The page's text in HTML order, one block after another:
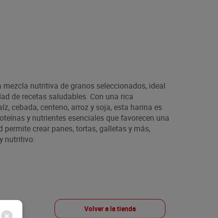
mezcla nutritiva de granos seleccionados, ideal
de recetas saludables. Con una rica
cebada, centeno, arroz y soja, esta harina es
y nutrientes esenciales que favorecen una
crear panes, tortas, galletas y más,
nutritivo.
Volver a la tienda